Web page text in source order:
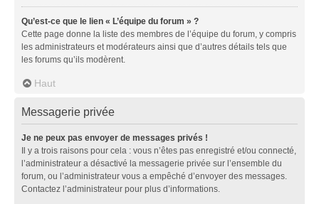
Qu’est-ce que le lien « L’équipe du forum » ?
Cette page donne la liste des membres de l’équipe du forum, y compris
les administrateurs et modérateurs ainsi que d’autres détails tels que
les forums qu’ils modèrent.
Haut
Messagerie privée
Je ne peux pas envoyer de messages privés !
Il y a trois raisons pour cela : vous n’êtes pas enregistré et/ou connecté,
l’administrateur a désactivé la messagerie privée sur l’ensemble du
forum, ou l’administrateur vous a empêché d’envoyer des messages.
Contactez l’administrateur pour plus d’informations.